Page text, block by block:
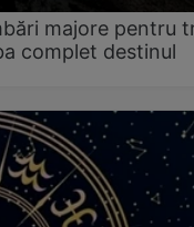
majore pentru
complet destinul